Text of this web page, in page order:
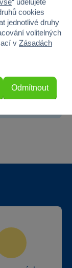
cookies
jednotlivé druhy
volitelných
v Zásadách
Odmítnout